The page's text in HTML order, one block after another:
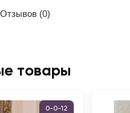
Отзывов (0)
товары
0-0-12